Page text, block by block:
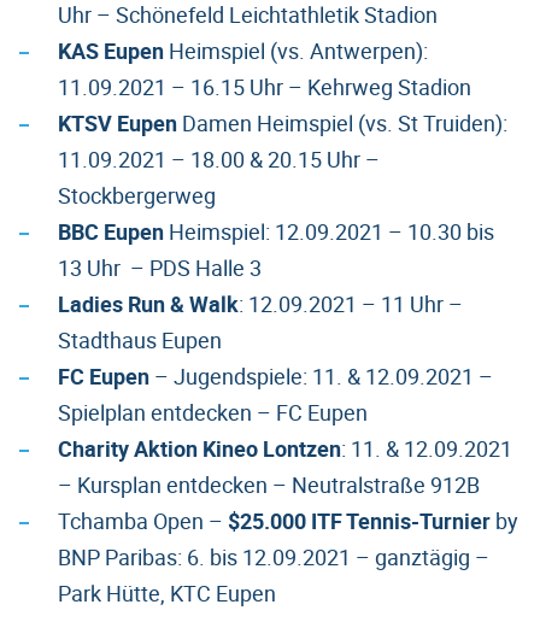
Uhr – Schönefeld Leichtathletik Stadion
KAS Eupen Heimspiel (vs. Antwerpen):
11.09.2021 – 16.15 Uhr – Kehrweg Stadion
KTSV Eupen Damen Heimspiel (vs. St Truiden):
11.09.2021 – 18.00 & 20.15 Uhr –
Stockbergerweg
BBC Eupen Heimspiel: 12.09.2021 – 10.30 bis
13 Uhr – PDS Halle 3
Ladies Run & Walk: 12.09.2021 – 11 Uhr –
Stadthaus Eupen
FC Eupen – Jugendspiele: 11. & 12.09.2021 –
Spielplan entdecken – FC Eupen
Charity Aktion Kineo Lontzen: 11. & 12.09.2021
– Kursplan entdecken – Neutralstraße 912B
Tchamba Open – $25.000 ITF Tennis-Turnier by
BNP Paribas: 6. bis 12.09.2021 – ganztägig –
Park Hütte, KTC Eupen